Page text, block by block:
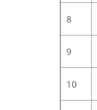
8
9
10